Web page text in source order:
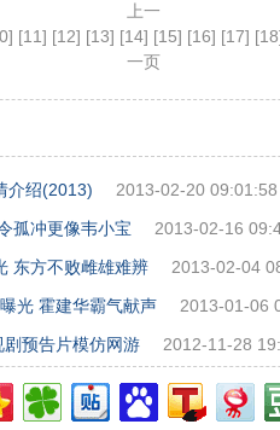
上一
[11] [12] [13] [14] [15] [16] [17]
一页
介绍(2013)
2013-02-20 09:01:58
孤冲更像韦小宝
2013-02-16
东方不败雌雄难辨
2013-02-04
光 霍建华霸气献声
2013-01-06
预告片模仿网游
2012-11-28